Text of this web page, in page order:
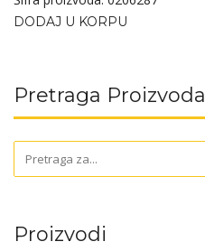
DODAJ U KORPU
Pretraga Proizvoda
Proizvodi